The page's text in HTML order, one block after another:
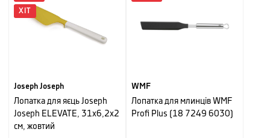
ХІТ
Joseph Joseph
Лопатка для яєць Joseph
Joseph ELEVATE, 31x6,2x2
см, жовтий
WMF
Лопатка для млинців WMF
Profi Plus (18 7249 6030)